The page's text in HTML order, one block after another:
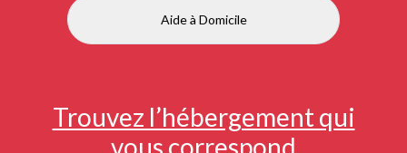
Aide à Domicile
Trouvez l’hébergement qui
vous correspond